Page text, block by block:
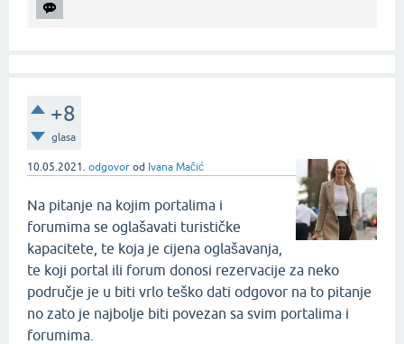
+8
glasa
10.05.2021. odgovor od Ivana Mačić
Na pitanje na kojim portalima i
forumima se oglašavati turističke
kapacitete, te koja je cijena oglašavanja,
te koji portal ili forum donosi rezervacije za neko
područje je u biti vrlo teško dati odgovor na to pitanje
no zato je najbolje biti povezan sa svim portalima i
forumima.